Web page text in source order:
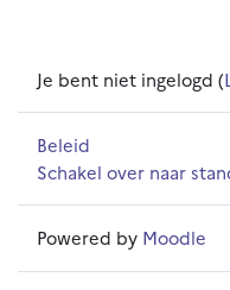
Je bent niet ingelogd (
Beleid
Schakel over naar
Powered by Moodle